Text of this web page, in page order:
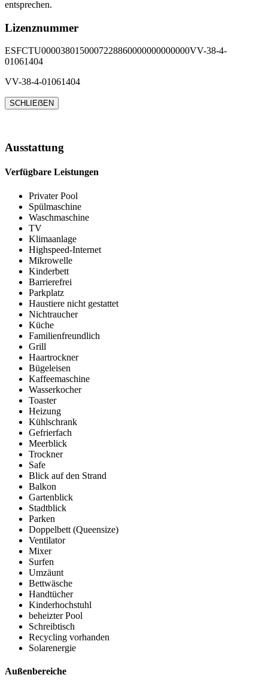
entsprechen.
Lizenznummer
ESFCTU0000380150007228860000000000000VV-38-4-
01061404
VV-38-4-01061404
SCHLIEẞEN
Ausstattung
Verfügbare Leistungen
Privater Pool
Spülmaschine
Waschmaschine
TV
Klimaanlage
Highspeed-Internet
Mikrowelle
Kinderbett
Barrierefrei
Parkplatz
Haustiere nicht gestattet
Nichtraucher
Küche
Familienfreundlich
Grill
Haartrockner
Bügeleisen
Kaffeemaschine
Wasserkocher
Toaster
Heizung
Kühlschrank
Gefrierfach
Meerblick
Trockner
Safe
Blick auf den Strand
Balkon
Gartenblick
Stadtblick
Parken
Doppelbett (Queensize)
Ventilator
Mixer
Surfen
Umzäunt
Bettwäsche
Handtücher
Kinderhochstuhl
beheizter Pool
Schreibtisch
Recycling vorhanden
Solarenergie
Außenbereiche